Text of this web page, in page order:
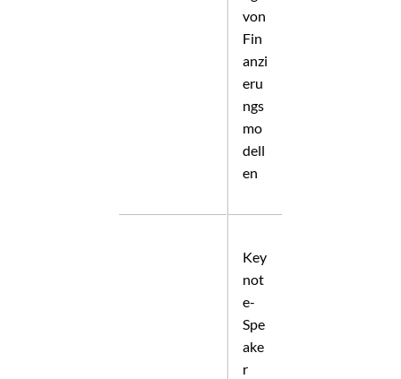
von
Fin
anzi
eru
ngs
mo
dell
en
Key
not
e-
Spe
ake
r